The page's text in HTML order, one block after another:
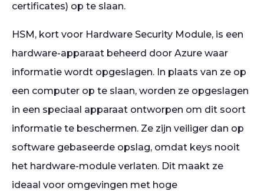
certificates) op te slaan.
HSM, kort voor Hardware Security Module, is een
hardware-apparaat beheerd door Azure waar
informatie wordt opgeslagen. In plaats van ze op
een computer op te slaan, worden ze opgeslagen
in een speciaal apparaat ontworpen om dit soort
informatie te beschermen. Ze zijn veiliger dan op
software gebaseerde opslag, omdat keys nooit
het hardware-module verlaten. Dit maakt ze
ideaal voor omgevingen met hoge